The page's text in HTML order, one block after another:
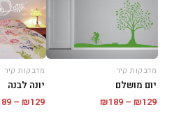
מדבקות קיר
יום מושלם
₪129
–
₪189
מדבקות קיר
יונה לבנה
₪129
–